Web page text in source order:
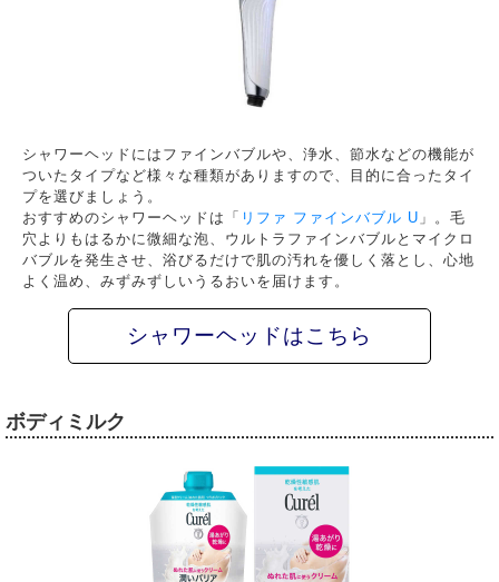
シャワーヘッドにはファインバブルや、浄水、節水などの機能が
ついたタイプなど様々な種類がありますので、目的に合ったタイ
プを選びましょう。
おすすめのシャワーヘッドは「 リファ ファインバブル U 」。毛
穴よりもはるかに微細な泡、ウルトラファインバブルとマイクロ
バブルを発生させ、浴びるだけで肌の汚れを優しく落とし、心地
よく温め、みずみずしいうるおいを届けます。
シャワーヘッドはこちら
ボディミルク